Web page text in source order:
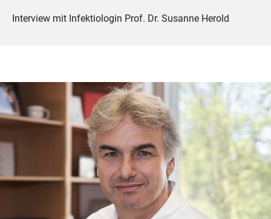
Interview mit Infektiologin Prof. Dr. Susanne Herold